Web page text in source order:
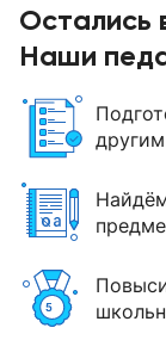
Остались
Наши